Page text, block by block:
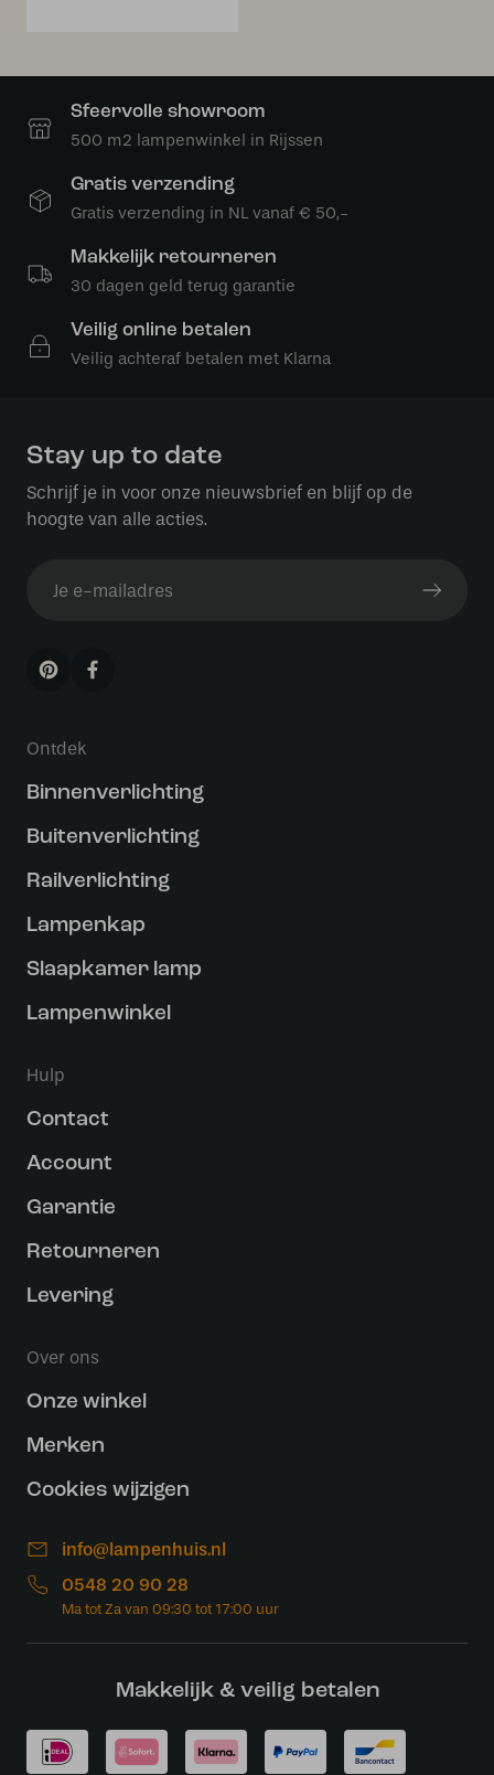
Sfeervolle showroom
500 m2 lampenwinkel in Rijssen
Gratis verzending
Gratis verzending in NL vanaf € 50,-
Makkelijk retourneren
30 dagen geld terug garantie
Veilig online betalen
Veilig achteraf betalen met Klarna
Stay up to date
Schrijf je in voor onze nieuwsbrief en blijf op de
hoogte van alle acties.
Ontdek
Binnenverlichting
Buitenverlichting
Railverlichting
Lampenkap
Slaapkamer lamp
Lampenwinkel
Hulp
Contact
Account
Garantie
Retourneren
Levering
Over ons
Onze winkel
Merken
Cookies wijzigen
info@lampenhuis.nl
0548 20 90 28
Makkelijk & veilig betalen